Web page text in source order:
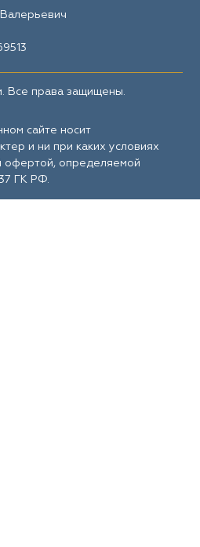
Все права защищены.
сайте носит
и ни при каких условиях
офертой, определяемой
ГК РФ.